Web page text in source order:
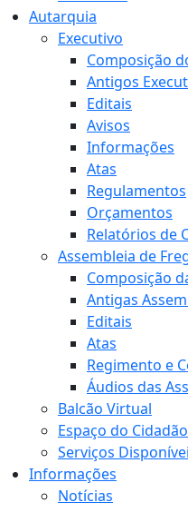
Autarquia
Executivo
Composição
Antigos
Editais
Avisos
Informações
Atas
Regulamentos
Orçamentos
Relatórios de
Assembleia de
Composição
Antigas
Editais
Atas
Regimento e
Áudios das
Balcão Virtual
Espaço do Cidadão
Serviços
Informações
Notícias